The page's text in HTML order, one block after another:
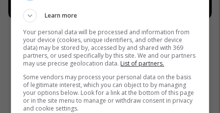
Learn more
Your personal data will be processed and information from
your device (cookies, unique identifiers, and other device
data) may be stored by, accessed by and shared with 369
partners, or used specifically by this site. We and our partners
may use precise geolocation data. List of partners.
Some vendors may process your personal data on the basis
of legitimate interest, which you can object to by managing
your options below. Look for a link at the bottom of this page
or in the site menu to manage or withdraw consent in privacy
and cookie settings.